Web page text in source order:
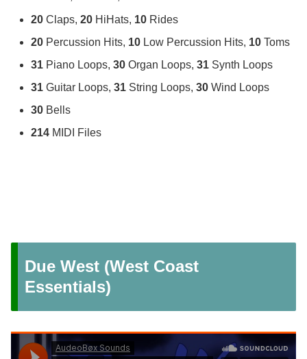
20 Claps, 20 HiHats, 10 Rides
20 Percussion Hits, 10 Low Percussion Hits, 10Toms
31 Piano Loops, 30Organ Loops, 31 Synth Loops
31Guitar Loops, 31 String Loops, 30Wind Loops
30 Bells
214 MIDI Files
Due West (West Coast
Essentials)